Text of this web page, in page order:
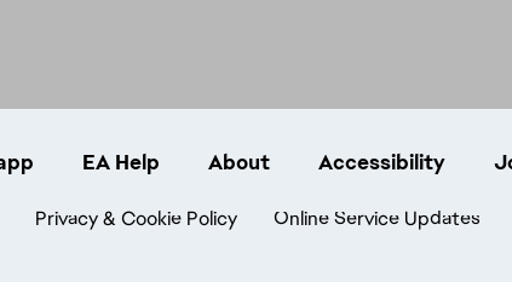
EA Help About Accessibility
Privacy & Cookie Policy Online Service Updates